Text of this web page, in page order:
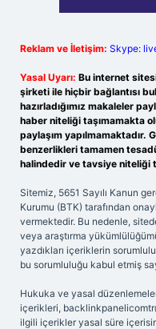
Reklam ve İletişim: Skype:
Yasal Uyarı: Bu internet
şirketi ile hiçbir bağlantısı
hazırladığımız makaleler
haber niteliği taşımamakta
paylaşım yapılmamaktadır.
benzerlikleri tamamen
halindedir ve tavsiye niteliği
Sitemiz, 5651 Sayılı Kanun
Kurumu (BTK) tarafından
vermektedir. Bu nedenle,
veya araştırma
yazdıkları içeriklerin
bu sorumluluğu kabul etmiş
Hukuka ve yasal
içerikleri,
ilgili içerikler yasal süre